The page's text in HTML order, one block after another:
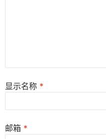
显示名称 *
邮箱 *